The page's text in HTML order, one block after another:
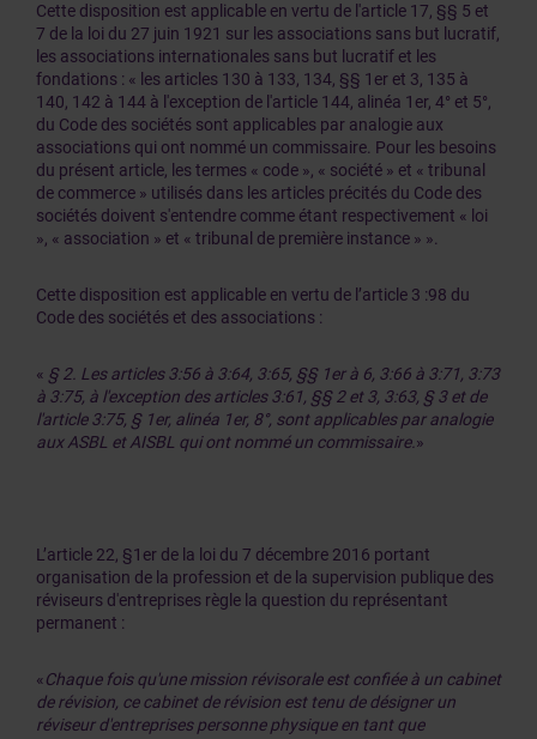
Cette disposition est applicable en vertu de l'article 17, §§ 5 et
7 de la loi du 27 juin 1921 sur les associations sans but lucratif,
les associations internationales sans but lucratif et les
fondations : « les articles 130 à 133, 134, §§ 1er et 3, 135 à
140, 142 à 144 à l'exception de l'article 144, alinéa 1er, 4° et 5°,
du Code des sociétés sont applicables par analogie aux
associations qui ont nommé un commissaire. Pour les besoins
du présent article, les termes « code », « société » et « tribunal
de commerce » utilisés dans les articles précités du Code des
sociétés doivent s'entendre comme étant respectivement « loi
», « association » et « tribunal de première instance » ».
Cette disposition est applicable en vertu de l’article 3 :98 du
Code des sociétés et des associations :
« § 2. Les articles 3:56 à 3:64, 3:65, §§ 1er à 6, 3:66 à 3:71, 3:73
à 3:75, à l'exception des articles 3:61, §§ 2 et 3, 3:63, § 3 et de
l'article 3:75, § 1er, alinéa 1er, 8°, sont applicables par analogie
aux ASBL et AISBL qui ont nommé un commissaire. »
L’article 22, §1er de la loi du 7 décembre 2016 portant
organisation de la profession et de la supervision publique des
réviseurs d'entreprises règle la question du représentant
permanent :
«Chaque fois qu'une mission révisorale est confiée à un cabinet
de révision, ce cabinet de révision est tenu de désigner un
réviseur d'entreprises personne physique en tant que